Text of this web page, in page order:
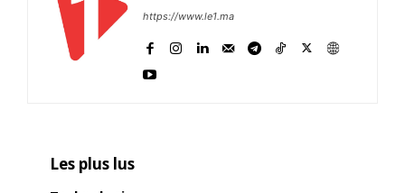
https://www.le1.ma
Les plus lus